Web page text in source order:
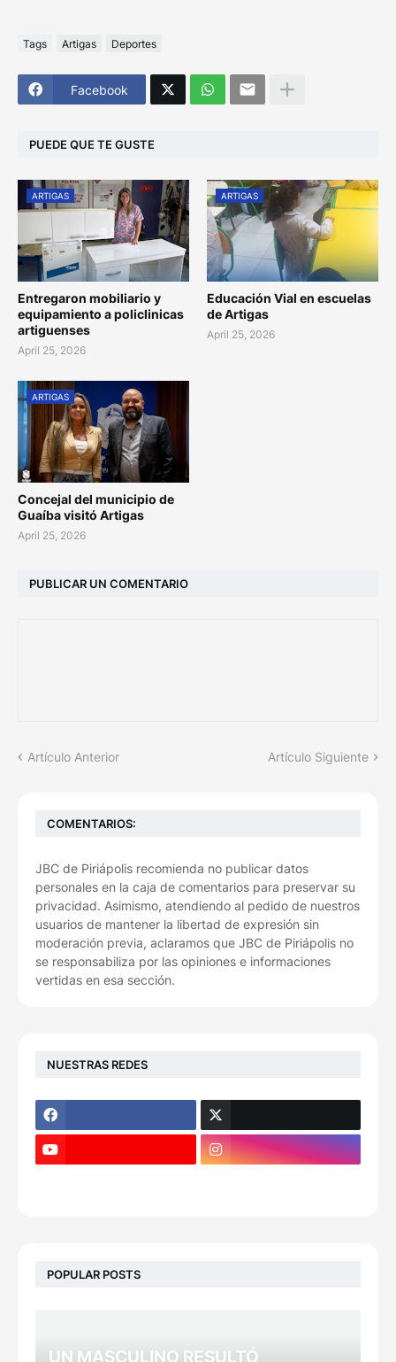
Tags Artigas Deportes
Facebook
PUEDE QUE TE GUSTE
ARTIGAS
Entregaron mobiliario y
equipamiento a policlinicas
artiguenses
April 25, 2026
ARTIGAS
Educación Vial en escuelas
de Artigas
April 25, 2026
ARTIGAS
Concejal del municipio de
Guaíba visitó Artigas
April 25, 2026
PUBLICAR UN COMENTARIO
Artículo Anterior Artículo Siguiente
COMENTARIOS:
JBC de Piriápolis recomienda no publicar datos
personales en la caja de comentarios para preservar su
privacidad. Asimismo, atendiendo al pedido de nuestros
usuarios de mantener la libertad de expresión sin
moderación previa, aclaramos que JBC de Piriápolis no
se responsabiliza por las opiniones e informaciones
vertidas en esa sección.
NUESTRAS REDES
POPULAR POSTS
UN MASCULINO RESULTÓ